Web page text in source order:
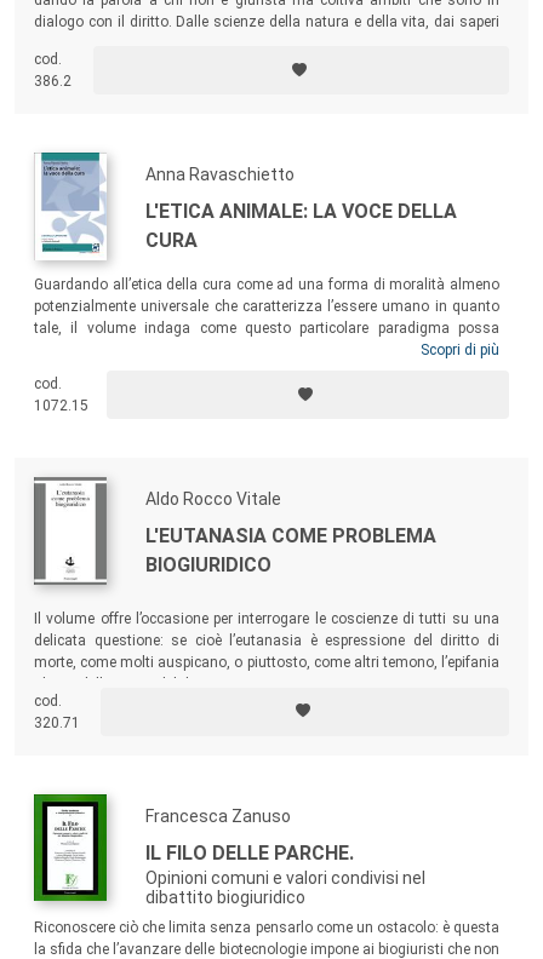
dialogo con il diritto. Dalle scienze della natura e della vita, dai saperi
interrogativi: quel “fuori” che il diritto aspira a regolare ha un ruolo
decisivo nel ridisegnarne ogni giorno la fisionomia e la funzione.
cod.
386.2
Anna Ravaschietto
L'ETICA ANIMALE: LA VOCE DELLA
CURA
Guardando all’etica della cura come ad una forma di moralità almeno
potenzialmente universale che caratterizza l’essere umano in quanto
tale, il volume indaga come questo particolare paradigma possa
costituire un fertile terreno per ripensare al modo in cui interagiamo
l’alimentazione, un’attività quotidiana in cui si esplica tanta della
socialità e relazionalità degli esseri umani.
Scopri di più
cod.
1072.15
Aldo Rocco Vitale
L'EUTANASIA COME PROBLEMA
BIOGIURIDICO
Il volume offre l’occasione per interrogare le coscienze di tutti su una
delicata questione: se cioè l’eutanasia è espressione del diritto di
morte, come molti auspicano, o piuttosto, come altri temono, l’epifania
cod.
320.71
Francesca Zanuso
IL FILO DELLE PARCHE.
Opinioni comuni e valori condivisi nel
dibattito biogiuridico
Riconoscere ciò che limita senza pensarlo come un ostacolo: è questa
la sfida che l’avanzare delle biotecnologie impone ai biogiuristi che non